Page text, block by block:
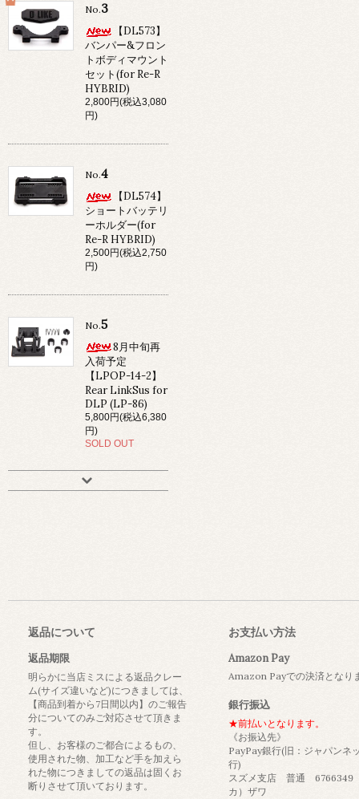
No.3
【DL573】
バンパー&フロン
トボディマウント
セット(for Re-R
HYBRID)
2,800円(税込3,080
円)
No.4
【DL574】
ショートバッテリ
ーホルダー(for
Re-R HYBRID)
2,500円(税込2,750
円)
No.5
8月中旬再
入荷予定
【LPOP-14-2】
Rear LinkSus for
DLP (LP-86)
5,800円(税込6,380
円)
SOLD OUT
返品について
返品期限
明らかに当店ミスによる返品クレー
ム(サイズ違いなど)につきましては、
【商品到着から7日間以内】のご報告
分についてのみご対応させて頂きま
す。
但し、お客様のご都合によるもの、
使用された物、加工など手を加えら
れた物につきましての返品は固くお
断りさせて頂いております。
お支払い方法
Amazon Pay
Amazon Payでの決済となり
銀行振込
★前払いとなります。
《お振込先》
PayPay銀行(旧：ジャパンネ
行)
スズメ支店 普通 6766349
カ）ザワ